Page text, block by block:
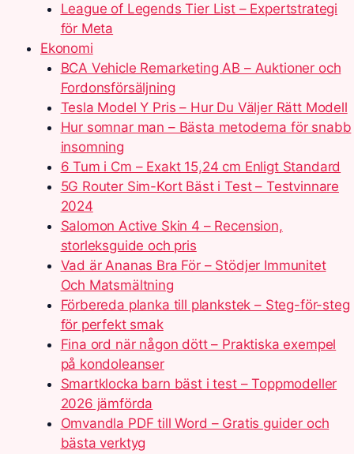
League of Legends Tier List – Expertstrategi
för Meta
Ekonomi
BCA Vehicle Remarketing AB – Auktioner och
Fordonsförsäljning
Tesla Model Y Pris – Hur Du Väljer Rätt Modell
Hur somnar man – Bästa metoderna för snabb
insomning
6 Tum i Cm – Exakt 15,24 cm Enligt Standard
5G Router Sim-Kort Bäst i Test – Testvinnare
2024
Salomon Active Skin 4 – Recension,
storleksguide och pris
Vad är Ananas Bra För – Stödjer Immunitet
Och Matsmältning
Förbereda planka till plankstek – Steg-för-steg
för perfekt smak
Fina ord när någon dött – Praktiska exempel
på kondoleanser
Smartklocka barn bäst i test – Toppmodeller
2026 jämförda
Omvandla PDF till Word – Gratis guider och
bästa verktyg